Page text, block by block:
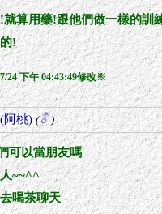
就算用藥!跟他們做一樣的訓
!
24 下午 04:43:49修改※
(阿桃) ( )
可以當朋友嗎
~~^^
喝茶聊天